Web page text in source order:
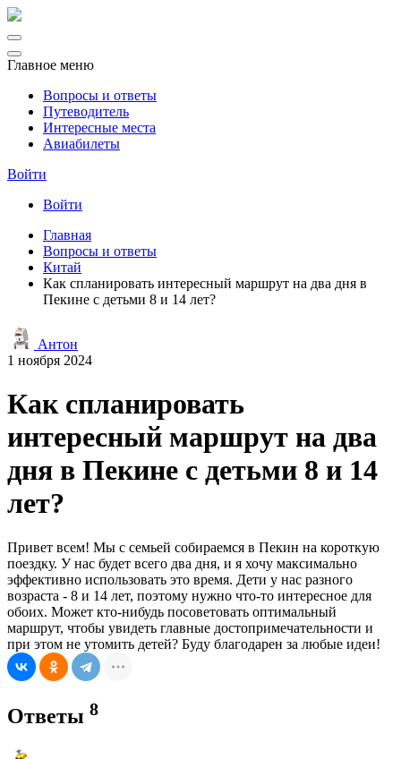
Главное меню
Вопросы и ответы
Путеводитель
Интересные места
Авиабилеты
Войти
Войти
Главная
Вопросы и ответы
Китай
Как спланировать интересный маршрут на два дня в
Пекине с детьми 8 и 14 лет?
Антон
1 ноября 2024
Как спланировать
интересный маршрут на два
дня в Пекине с детьми 8 и 14
лет?
Привет всем! Мы с семьей собираемся в Пекин на короткую
поездку. У нас будет всего два дня, и я хочу максимально
эффективно использовать это время. Дети у нас разного
возраста - 8 и 14 лет, поэтому нужно что-то интересное для
обоих. Может кто-нибудь посоветовать оптимальный
маршрут, чтобы увидеть главные достопримечательности и
при этом не утомить детей? Буду благодарен за любые идеи!
Ответы 8